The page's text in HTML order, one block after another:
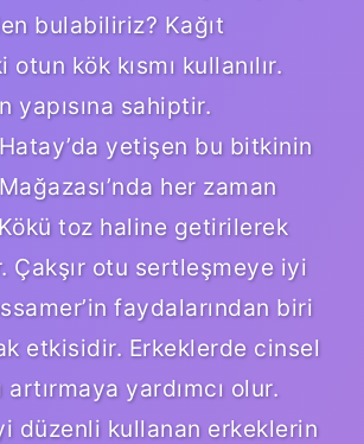
bulabiliriz? Kağıt
kök kısmı kullanılır.
yapısına sahiptir.
yetişen bu bitkinin
her zaman
toz haline getirilerek
Çakşır otu sertleşmeye iyi
faydalarından biri
etkisidir. Erkeklerde cinsel
yardımcı olur.
düzenli kullanan erkeklerin